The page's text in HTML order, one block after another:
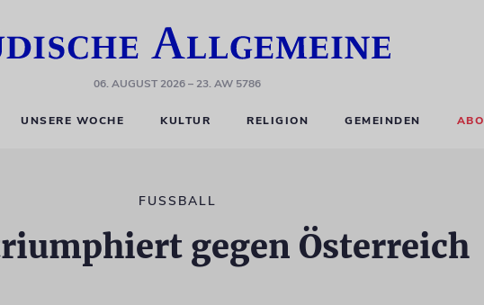
06. AUGUST 2026– 23. AW 5786
UNSERE WOCHE KULTUR RELIGION GEMEINDEN ABO
FUSSBALL
gegen Österreich